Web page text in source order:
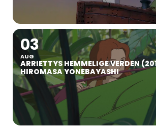
03
AUG
ARRIETTYS HEMMELIGE VERDEN
HIROMASA YONEBAYASHI